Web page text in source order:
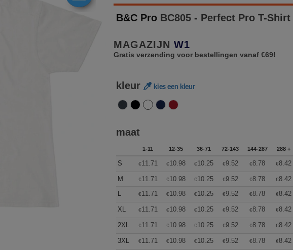
B&C Pro BC805 - Perfect Pro T-Shirt
MAGAZIJN W1
Gratis verzending voor bestellingen vanaf €69!
kleur kies een kleur
maat
1-11 12-35 36-71 72-143 144-287 288 +
S €11.71 €10.98 €10.25 €9.52 €8.78 €8.42
M €11.71 €10.98 €10.25 €9.52 €8.78 €8.42
L
€11.71 €10.98 €10.25 €9.52 €8.78 €8.42
XL €11.71 €10.98 €10.25 €9.52 €8.78 €8.42
2XL €11.71 €10.98 €10.25 €9.52 €8.78 €8.42
3XL €11.71 €10.98 €10.25 €9.52 €8.78 €8.42